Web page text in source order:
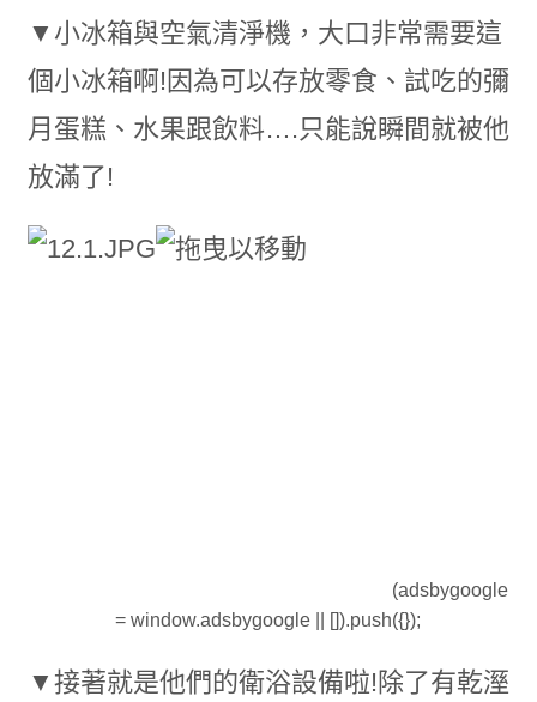
▼小冰箱與空氣清淨機，大口非常需要這
個小冰箱啊!因為可以存放零食、試吃的彌
月蛋糕、水果跟飲料….只能說瞬間就被他
放滿了!
(adsbygoogle
= window.adsbygoogle || []).push({});
▼接著就是他們的衛浴設備啦!除了有乾溼